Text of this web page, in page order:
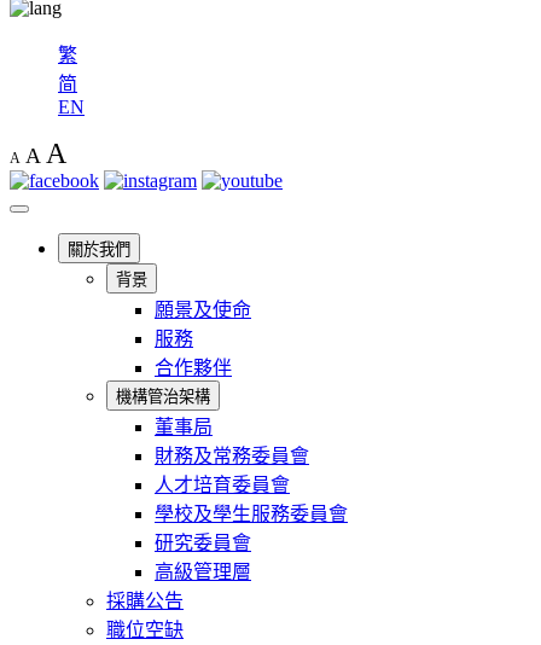
繁
简
EN
A A A
關於我們
背景
願景及使命
服務
合作夥伴
機構管治架構
董事局
財務及常務委員會
人才培育委員會
學校及學生服務委員會
研究委員會
高級管理層
採購公告
職位空缺